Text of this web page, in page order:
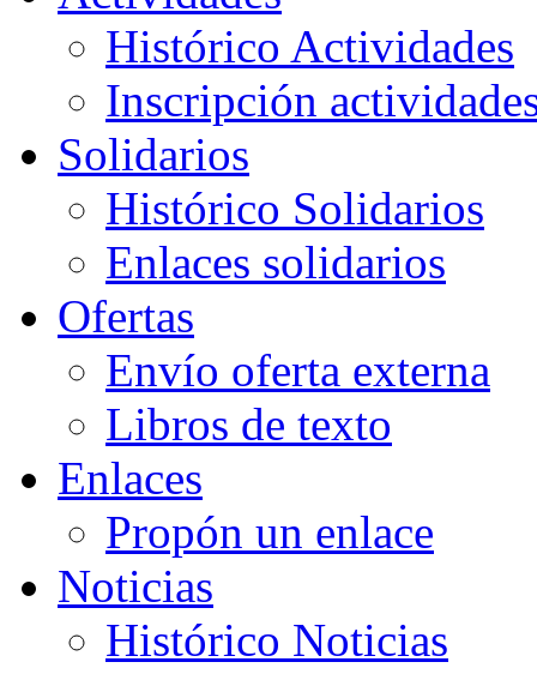
Histórico Actividades
Inscripción
Solidarios
Histórico Solidarios
Enlaces solidarios
Ofertas
Envío oferta externa
Libros de texto
Enlaces
Propón un enlace
Noticias
Histórico Noticias